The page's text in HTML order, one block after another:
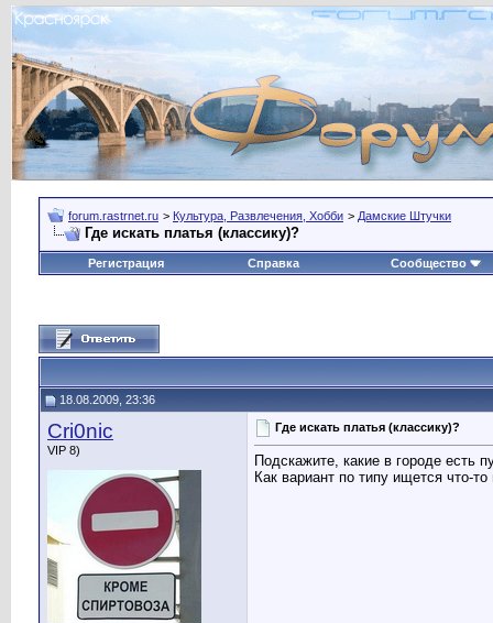
forum.rastrnet.ru > Культура, Развлечения, Хобби > Дамские Штучки
Где искать платья (классику)?
Регистрация Справка Сообщество
18.08.2009, 23:36
Cri0nic
VIP 8)
Где искать платья (классику)?
Подскажите, какие в городе есть
Как вариант по типу ищется что-